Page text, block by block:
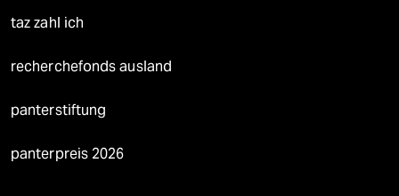
taz zahl ich
recherchefonds ausland
panterstiftung
panterpreis 2026